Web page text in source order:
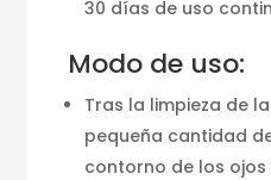
30 días de uso
Modo de uso:
Tras la limpieza de
pequeña cantidad
contorno de los